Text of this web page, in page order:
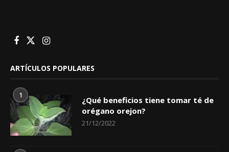
ARTÍCULOS POPULARES
1
¿Qué beneficios tiene tomar té de
orégano orejon?
21/12/2022